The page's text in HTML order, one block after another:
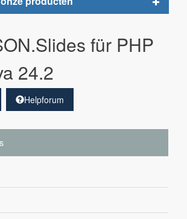
für PHP
24.2
Helpforum